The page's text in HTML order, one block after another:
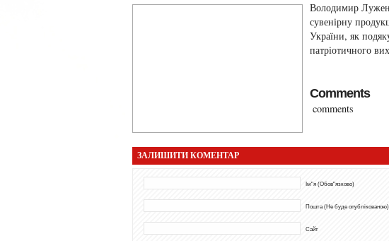
Володимир
сувенірну
України, як
патріотичного
Comments
comments
ЗАЛИШИТИ КОМЕНТАР
Ім"я (Обов"язково)
Пошта (Не буде
Сайт